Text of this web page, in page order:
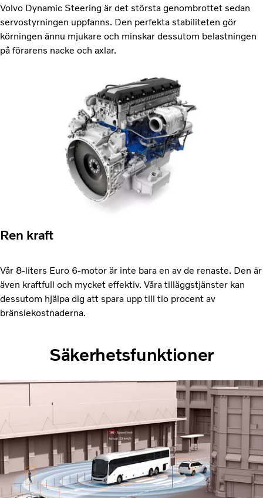
Volvo Dynamic Steering är det största genombrottet sedan
servostyrningen uppfanns. Den perfekta stabiliteten gör
körningen ännu mjukare och minskar dessutom belastningen
på förarens nacke och axlar.
Ren kraft
Vår 8-liters Euro 6-motor är inte bara en av de renaste. Den är
även kraftfull och mycket effektiv. Våra tilläggstjänster kan
dessutom hjälpa dig att spara upp till tio procent av
bränslekostnaderna.
Säkerhetsfunktioner